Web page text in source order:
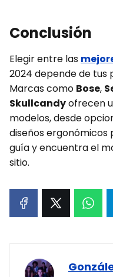
Conclusión
Elegir entre las
2024 depende de tus
Marcas como Bose,
Skullcandyofrecen
modelos, desde
diseños
guía y encuentra el
sitio.